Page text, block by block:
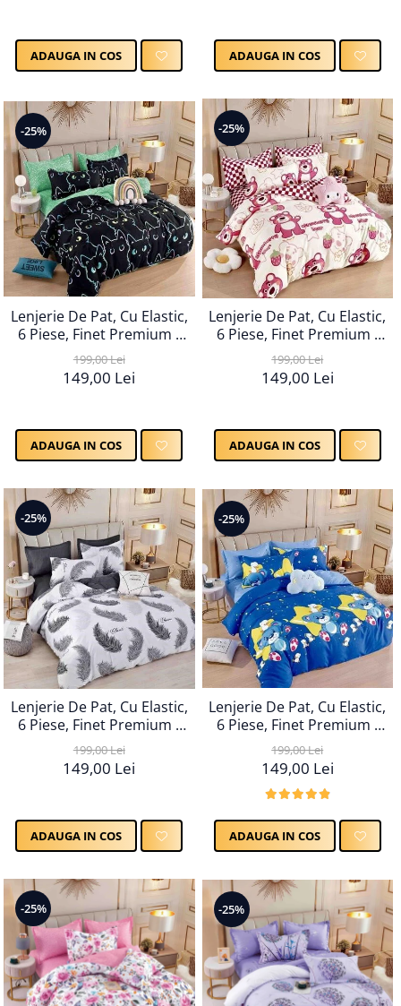
ADAUGA IN COS ADAUGA IN COS
-25%
Lenjerie De Pat, Cu Elastic,
6 Piese, Finet Premium -
LPBF6PE34
199,00 Lei
149,00 Lei
ADAUGA IN COS
-25%
Lenjerie De Pat, Cu Elastic,
6 Piese, Finet Premium -
LPBF6PE36
199,00 Lei
149,00 Lei
ADAUGA IN COS
-25%
Lenjerie De Pat, Cu Elastic,
6 Piese, Finet Premium -
LPBF6PE40
199,00 Lei
149,00 Lei
ADAUGA IN COS
-25%
Lenjerie De Pat, Cu Elastic,
6 Piese, Finet Premium -
LPBF6PE42
199,00 Lei
149,00 Lei
ADAUGA IN COS
-25% -25%